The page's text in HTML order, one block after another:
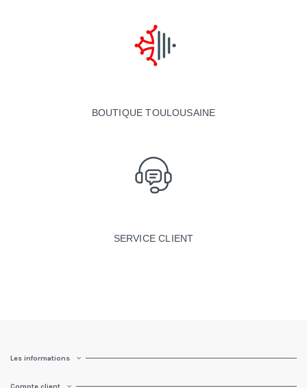
BOUTIQUE TOULOUSAINE
SERVICE CLIENT
Les informations